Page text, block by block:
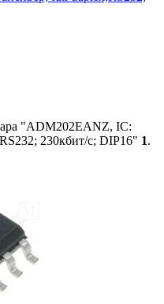
"ADM202EANZ, IC:
230кбит/с; DIP16" 1.